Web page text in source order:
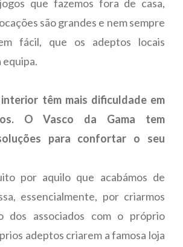
que fazemos fora de casa,
são grandes e nem sempre
fácil, que os adeptos locais
equipa.
têm mais dificuldade em
O Vasco da Gama tem
para confortar o seu
por aquilo que acabámos de
essencialmente, por criarmos
dos associados com o próprio
adeptos criarem a famosa loja